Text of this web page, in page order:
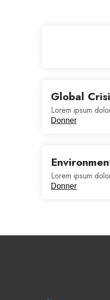
Global
Lorem ipsum
Donner
Lorem ipsum
Donner